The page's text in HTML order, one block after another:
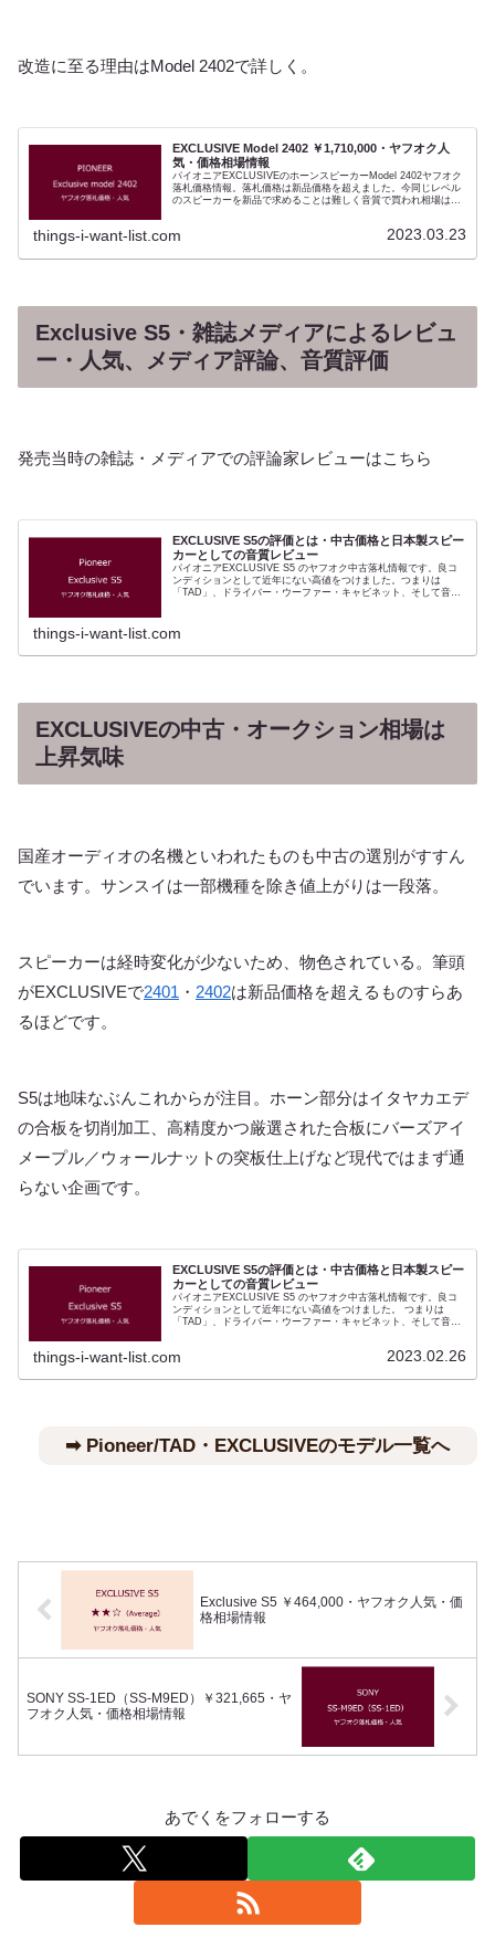
改造に至る理由はModel 2402で詳しく。
EXCLUSIVE Model 2402 ￥1,710,000・ヤフオク人
気・価格相場情報
パイオニアEXCLUSIVEのホーンスピーカーModel 2402ヤフオク
落札価格情報。落札価格は新品価格を超えました。今同じレベル
のスピーカーを新品で求めることは難しく音質で買われ相場は上
そしてPioneer「EXCLUSIVE」の4社しか作っていません。 それ
上がっています。高い人気を背景に中古オーディオショップで求
価格では小型スピーカー、それもハイエンドの入り口レベルと考
えれば実はかなりコスパがよいおすすめといえるスピーカーで
す。
things-i-want-list.com 2023.03.23
Exclusive S5・雑誌メディアによるレビュ
ー・人気、メディア評論、音質評価
発売当時の雑誌・メディアでの評論家レビューはこちら
EXCLUSIVE S5の評価とは・中古価格と日本製スピー
カーとしての音質レビュー
パイオニアEXCLUSIVE S5 のヤフオク中古落札情報です。良コ
ンディションとして近年にない高値をつけました。つまりは
「TAD」、ドライバー・ウーファー・キャビネット、そして音決
things-i-want-list.com
EXCLUSIVEの中古・オークション相場は
上昇気味
国産オーディオの名機といわれたものも中古の選別がすすん
でいます。サンスイは一部機種を除き値上がりは一段落。
スピーカーは経時変化が少ないため、物色されている。筆頭
がEXCLUSIVEで2401 ・ 2402は新品価格を超えるものすらあ
るほどです。
S5は地味なぶんこれからが注目。ホーン部分はイタヤカエデ
の合板を切削加工、高精度かつ厳選された合板にバーズアイ
メープル／ウォールナットの突板仕上げなど現代ではまず通
らない企画です。
EXCLUSIVE S5の評価とは・中古価格と日本製スピー
カーとしての音質レビュー
パイオニアEXCLUSIVE S5 のヤフオク中古落札情報です。良コ
ンディションとして近年にない高値をつけました。 つまりは
「TAD」、ドライバー・ウーファー・キャビネット、そして音決
群、DS-5000、V-9000、2S-3003が一服しているなかジリジリと
となっています。 キャビネットの造りもよく経年変化に耐えてい
things-i-want-list.com 2023.02.26
➡︎ Pioneer/TAD・EXCLUSIVEのモデル一覧へ
Exclusive S5 ￥464,000・ヤフオク人気・価
格相場情報
SONY SS-1ED（SS-M9ED）￥321,665・ヤ
フオク人気・価格相場情報
あでくをフォローする